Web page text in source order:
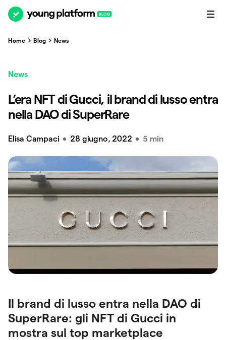
Home Blog News
News
L’era NFT di Gucci, il brand di lusso entra
nella DAO di SuperRare
Elisa Campaci 28 giugno, 2022 5 min
Il brand di lusso entra nella DAO di
SuperRare: gli NFT di Gucci in
mostra sul top marketplace